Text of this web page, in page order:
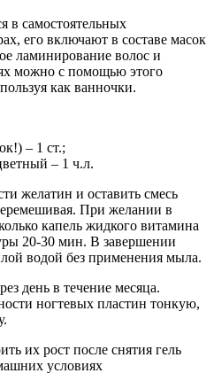
в самостоятельных
его включают в составе масок
ламинирование волос и
можно с помощью этого
как ванночки.
– 1 ст.;
– 1 ч.л.
желатин и оставить смесь
При желании в
капель жидкого витамина
20-30 мин. В завершении
водой без применения мыла.
день в течение месяца.
ногтевых пластин тонкую,